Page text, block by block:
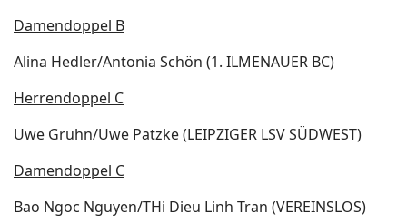
Damendoppel B
Alina Hedler/Antonia Schön (1. ILMENAUER BC)
Herrendoppel C
Uwe Gruhn/Uwe Patzke (LEIPZIGER LSV SÜDWEST)
Damendoppel C
Bao Ngoc Nguyen/THi Dieu Linh Tran (VEREINSLOS)